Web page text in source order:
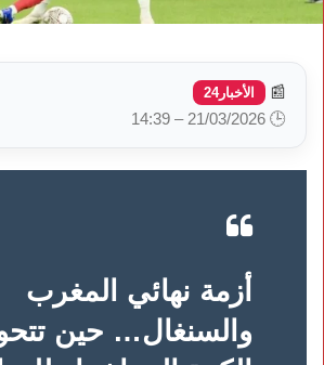
📰 الأخبار24
🕒 21/03/2026 – 14:39
أزمة نهائي المغرب
والسنغال… حين